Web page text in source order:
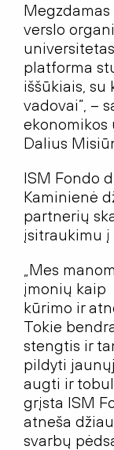
verslo
platforma
iššūkiais, su
vadovai”, –
ekonomikos
Dalius
ISM Fondo
Kaminienė
partnerių
įsitraukimu į
„Mes
įmonių kaip
kūrimo ir
Tokie
stengtis ir
pildyti
augti ir
grįsta ISM
atneša
svarbų